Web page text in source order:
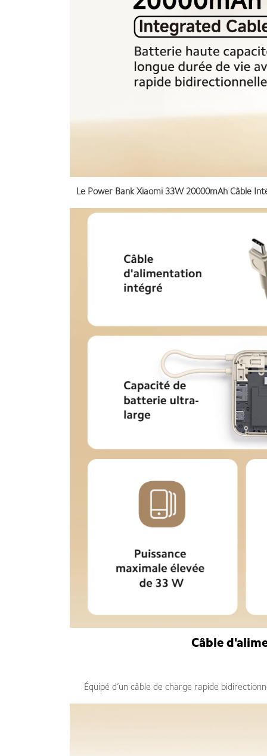
Le Power Bank Xiaomi 33W 20000mAh Câble
Câble
Équipé d’un câble de charge rapide